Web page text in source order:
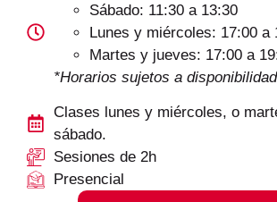
Sábado: 11:30 a 13:30
Lunes y miércoles: 17:00 a
Martes y jueves: 17:00 a
*Horarios sujetos a disponibilidad
Clases lunes y miércoles, o
sábado.
Sesiones de 2h
Presencial